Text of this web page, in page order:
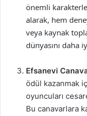
önemli
alarak, hem
veya kaynak
dünyasını daha
Efsanevi
ödül kazanmak
oyuncuları
Bu canavarlara